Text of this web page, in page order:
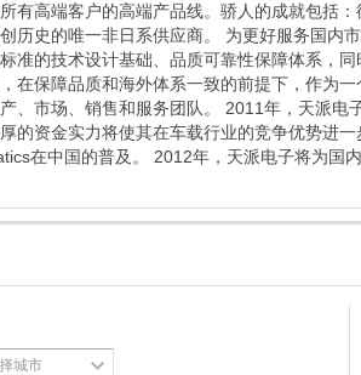
有高端客户的高端产品线。骄人的成就包括
历史的唯一非日系供应商。 为更好服务国内
准的技术设计基础、品质可靠性保障体系，
在保障品质和海外体系一致的前提下，作为
、市场、销售和服务团队。 2011年，天派电
的资金实力将使其在车载行业的竞争优势进
在中国的普及。 2012年，天派电子将为国
城市